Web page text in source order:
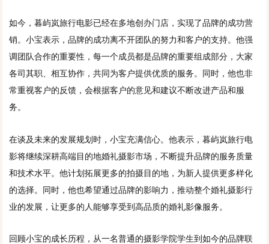
如今，暮屿岚旅行电影已经在多地创办门店，实现了品牌的成功营
销。小宝表示，品牌的成功离不开团队的努力和客户的支持。他强
调团队合作的重要性，每一个成员都是品牌的重要组成部分，大家
各司其职、相互协作，共同为客户提供优质的服务。同时，他也非
常重视客户的反馈，会根据客户的意见和建议不断改进产品和服
务。
在谈及未来的发展规划时，小宝充满信心。他表示，暮屿岚旅行电
影将继续深耕高端目的地婚礼摄影市场，不断提升品牌的服务质量
和技术水平。他计划拓展更多的拍摄目的地，为新人提供更多样化
的选择。同时，他也希望通过品牌的影响力，推动整个婚礼摄影行
业的发展，让更多的人能够享受到高品质的婚礼影像服务。
回顾小宝的成长历程，从一名普通的摄影学院学生到如今的品牌联